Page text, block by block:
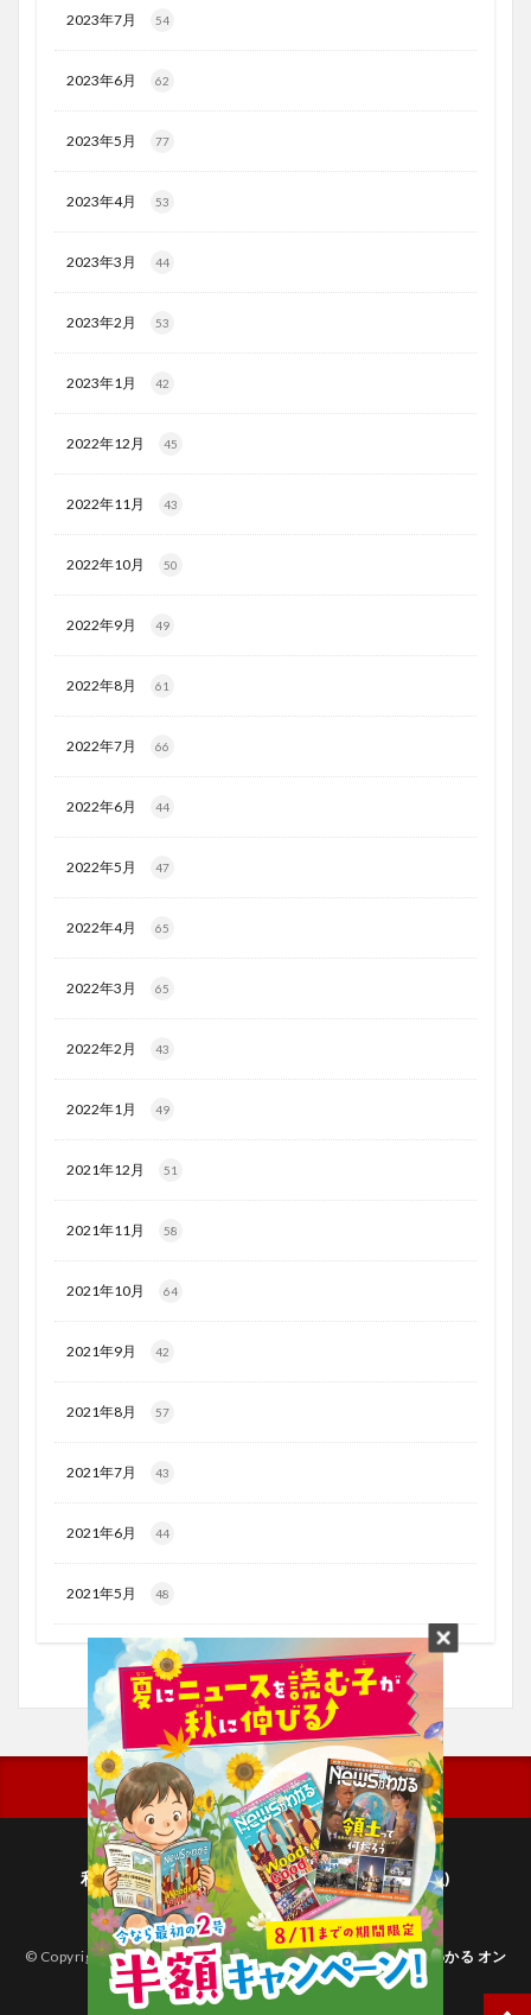
2023年7月 54
2023年6月 62
2023年5月 77
2023年4月 53
2023年3月 44
2023年2月 53
2023年1月 42
2022年12月 45
2022年11月 43
2022年10月 50
2022年9月 49
2022年8月 61
2022年7月 66
2022年6月 44
2022年5月 47
2022年4月 65
2022年3月 65
2022年2月 43
2022年1月 49
2021年12月 51
2021年11月 58
2021年10月 64
2021年9月 42
2021年8月 57
2021年7月 43
2021年6月 44
2021年5月 48
利用規約
プライバシーポリシー(毎日新聞出版)
個人情報について(毎日新聞社)
© Copyright 2026子どものためのニュース雑誌「ニュースがわかる オン
ライン」.